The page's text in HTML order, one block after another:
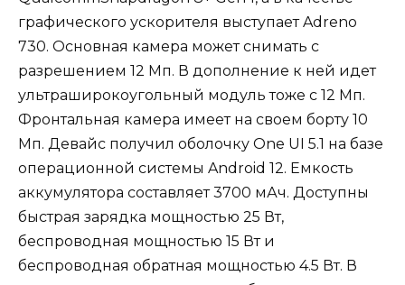
графического ускорителя выступает Adreno
730. Основная камера может снимать с
разрешением 12 Мп. В дополнение к ней идет
ультраширокоугольный модуль тоже с 12 Мп.
Фронтальная камера имеет на своем борту 10
Мп. Девайс получил оболочку One UI 5.1 на базе
операционной системы Android 12. Емкость
аккумулятора составляет 3700 мАч. Доступны
быстрая зарядка мощностью 25 Вт,
беспроводная мощностью 15 Вт и
беспроводная обратная мощностью 4.5 Вт. В